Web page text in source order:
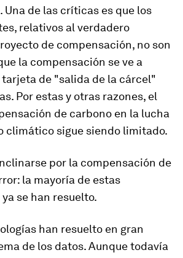
Una de las críticas es que los
relativos al verdadero
de compensación, no son
la compensación se ve a
tarjeta de "salida de la cárcel"
Por estas y otras razones, el
de carbono en la lucha
climático sigue siendo limitado.
por la compensación de
la mayoría de estas
se han resuelto.
han resuelto en gran
de los datos. Aunque todavía